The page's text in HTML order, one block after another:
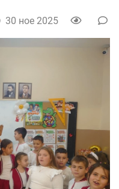
30 ное 2025